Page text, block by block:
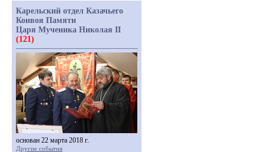
Карельский отдел Казачьего
Конвоя Памяти
Царя Мученика Николая II
(121)
основан 22 марта 2018 г.
Другие события